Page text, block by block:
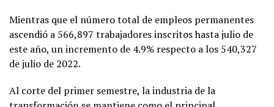
Mientras que el número total de empleos permanentes
ascendió a 566,897 trabajadores inscritos hasta julio de
este año, un incremento de 4.9% respecto a los 540,327
de julio de 2022.
Al corte del primer semestre, la industria de la